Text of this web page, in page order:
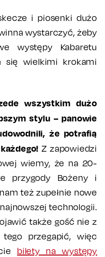
i piosenki dużo
wystarczyć, żeby
występy Kabaretu
się wielkimi krokami
wszystkim dużo
stylu – panowie
że potrafią
Z zapowiedzi
wiemy, że na 20-
przygody Bożeny i
też zupełnie nowe
technologii.
także gość nie z
przegapić, więc
bilety na występy